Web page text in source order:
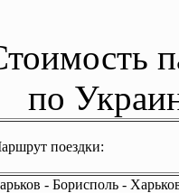
по
поездки:
- Борисполь -